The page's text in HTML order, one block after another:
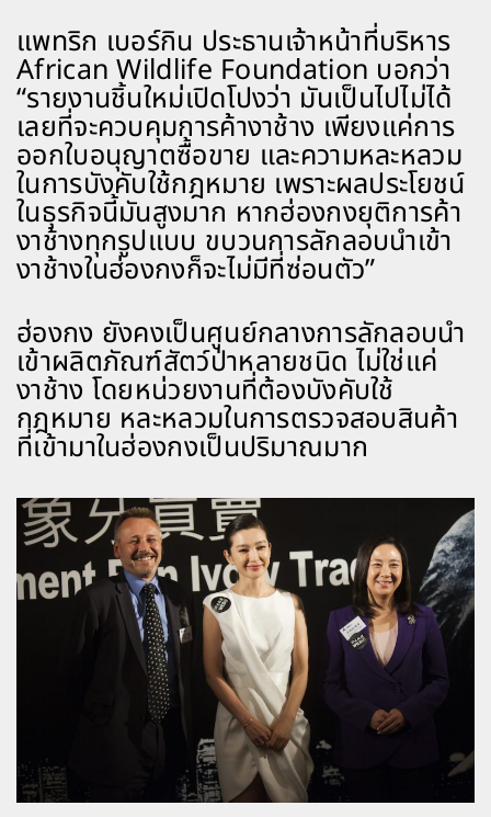
แพทริก เบอร์กิน ประธานเจ้าหน้าที่บริหาร
African Wildlife Foundation บอกว่า
“รายงานชิ้นใหม่เปิดโปงว่า มันเป็นไปไม่ได้
เลยที่จะควบคุมการค้างาช้าง เพียงแค่การ
ออกใบอนุญาตซื้อขาย และความหละหลวม
ในการบังคับใช้กฎหมาย เพราะผลประโยชน์
ในธุรกิจนี้มันสูงมาก หากฮ่องกงยุติการค้า
งาช้างทุกรูปแบบ ขบวนการลักลอบนำเข้า
งาช้างในฮ่องกงก็จะไม่มีที่ซ่อนตัว”
ฮ่องกง ยังคงเป็นศูนย์กลางการลักลอบนำ
เข้าผลิตภัณฑ์สัตว์ป่าหลายชนิด ไม่ใช่แค่
งาช้าง โดยหน่วยงานที่ต้องบังคับใช้
กฎหมาย หละหลวมในการตรวจสอบสินค้า
ที่เข้ามาในฮ่องกงเป็นปริมาณมาก